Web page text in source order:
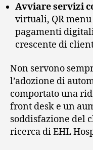
Avviare servizi
virtuali, QR
pagamenti
crescente di
Non servono
l’adozione di
comportato una
front desk e un
soddisfazione del
ricerca di EHL